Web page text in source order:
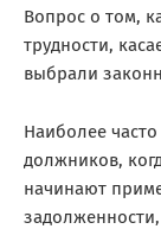
Вопрос о том,
трудности,
выбрали
Наиболее
должников,
начинают